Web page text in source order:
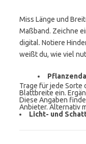
Miss Länge und
Maßband. Zeichne
digital. Notiere
weißt du, wie viel
Trage für jede Sorte
Blattbreite ein.
Diese Angaben
Anbieter. Alternativ
Licht- und